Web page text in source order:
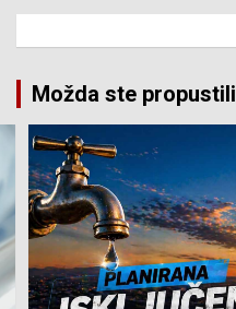
Možda ste propustili